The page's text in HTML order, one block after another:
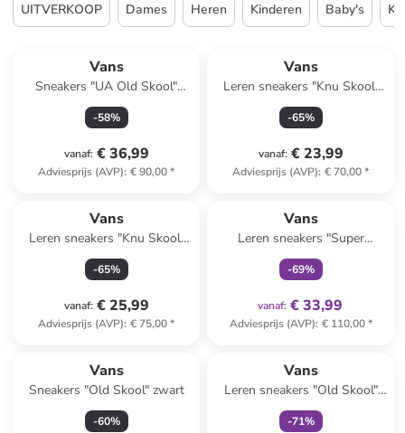
UITVERKOOP Dames Heren Kinderen Baby's
Vans
Sneakers "UA Old Skool"
zwart
-58%
vanaf: € 36,99
Adviesprijs (AVP): € 90,00*
Vans
Leren sneakers "Knu Skool"
groen
-65%
vanaf: € 23,99
Adviesprijs (AVP): € 70,00*
Vans
Leren sneakers "Knu Skool"
donkerblauw/wit
-65%
vanaf: € 25,99
Adviesprijs (AVP): € 75,00*
Vans
Leren sneakers "Super
Lowpro" bruin
-69%
vanaf: € 33,99
Adviesprijs (AVP): € 110,00*
Vans
Sneakers "Old Skool" zwart
-60%
Vans
Leren sneakers "Old Skool"
beige
-71%